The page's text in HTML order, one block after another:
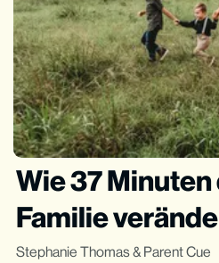
Wie 37
Familie
Stephanie Thomas& Parent Cue